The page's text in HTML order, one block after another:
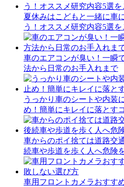
夏休みはこどもと一緒に車
う！オススメ研究内容5選を
車のエアコンが臭い！一瞬
法から日常のお手入れまで
うっかり車のシートや内装
め！簡単にキレイに落とす
車からのポイ捨ては道路交
続車や歩道を歩く人へ危険
車用フロントカメラおすす